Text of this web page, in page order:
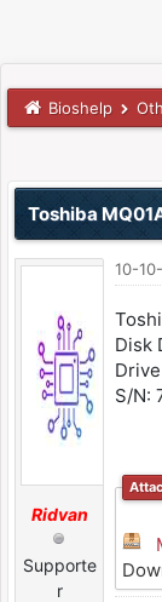
Bioshelp
Toshiba
Ridvan
Supporte
r
10-
Disk
S/N: